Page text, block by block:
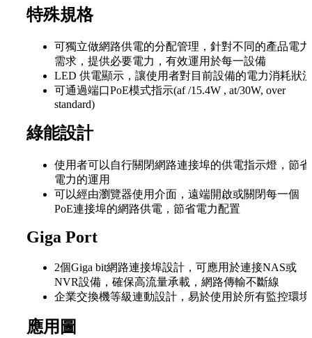
特殊規格
可獨立做網路供電的分配管理，針對不同的產品電力
需求，提供必要電力，有效運用於每一設備
LED 供電顯示，讓使用者對目前設備的電力消耗狀
可通過端口PoE模式指示(af /15.4W , at/30W, over
standard)
綠能設計
使用者可以自行關閉網路連接埠的供電指示燈，節省
電力的運用
可以經由瀏覽器使用介面，遠端開啟或關閉每一個
PoE連接埠的網路供電，節省電力配置
Giga Port
2個Giga bit網路連接埠設計，可應用於連接NAS或
NVR設備，確保高流量承載，網路傳輸不斷線
企業交換機等級連動設計，易於使用於所有監控環境
應用圖